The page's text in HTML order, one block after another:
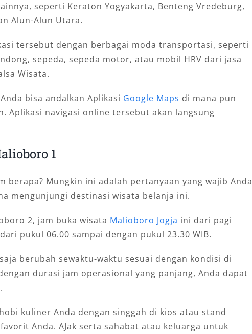
seperti Keraton Yogyakarta, Benteng Vredeburg,
Alun-Alun Utara.
tersebut dengan berbagai moda transportasi, seperti
sepeda, sepeda motor, atau mobil HRV dari jasa
Wisata.
bisa andalkan Aplikasi Google Maps di mana pun
Aplikasi navigasi online tersebut akan langsung
1
berapa? Mungkin ini adalah pertanyaan yang wajib Anda
mengunjungi destinasi wisata belanja ini.
2, jam buka wisata Malioboro Jogja ini dari pagi
pukul 06.00 sampai dengan pukul 23.30 WIB.
berubah sewaktu-waktu sesuai dengan kondisi di
durasi jam operasional yang panjang, Anda dapat
kuliner Anda dengan singgah di kios atau stand
Anda. AJak serta sahabat atau keluarga untuk